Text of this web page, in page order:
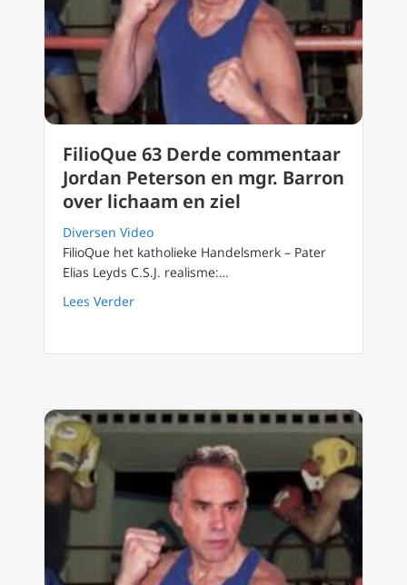
FilioQue 63 Derde commentaar
Jordan Peterson en mgr. Barron
over lichaam en ziel
Diversen Video
FilioQue het katholieke Handelsmerk – Pater
Elias Leyds C.S.J. realisme:…
Lees Verderabout FilioQue 63 Derde commentaar